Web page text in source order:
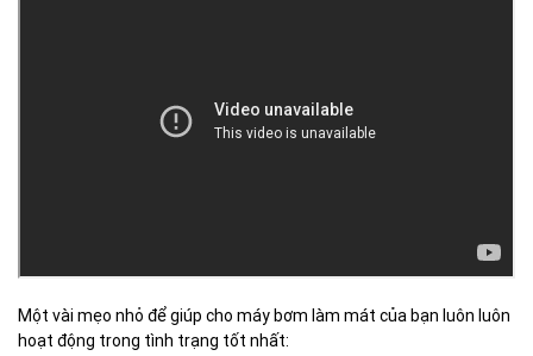
Một vài mẹo nhỏ để giúp cho máy bơm làm mát của bạn luôn luôn
hoạt động trong tình trạng tốt nhất: